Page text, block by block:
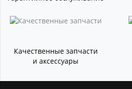
Качественные запчасти
и аксессуары